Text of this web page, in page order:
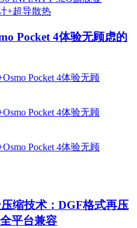
Pocket 4体验无顾虑的
缩技术：DGF格式再压
平台兼容